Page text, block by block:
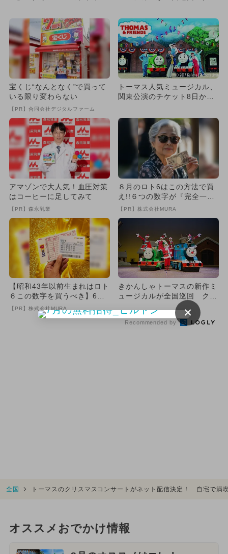
宝くじ“なんとなく”で買って
いる限り変わらない
【PR】合同会社デジタルファーム
トーマス人気ミュージカル、
関東公演のチケット8日から
アマゾンで大人気！血圧対策
はコーヒーに足してみて
【PR】森永乳業
８月のロト6はこの方法で買
え!!６つの数字が『完全一
致』する方法
【PR】株式会社MURA
【昭和43年以前生まれはロト
６この数字を買うべき】6つ
の数字が「完全一致」する
【PR】株式会社MURA
きかんしゃトーマスの新作ミ
ュージカルが全国巡回 クリ
スマスコンサートはラスト開
催
Recommended by
全国 トーマスのクリスマスコンサートがネット配信決定！ 自宅で満
オススメおでかけ情報
×